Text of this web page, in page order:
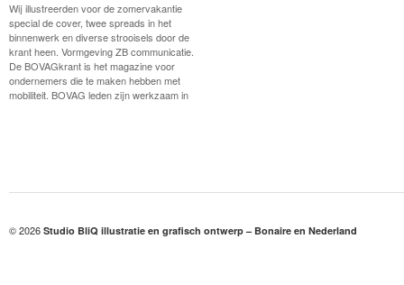
Wij illustreerden voor de zomervakantie
special de cover, twee spreads in het
binnenwerk en diverse strooisels door de
krant heen. Vormgeving ZB communicatie.
De BOVAGkrant is het magazine voor
ondernemers die te maken hebben met
mobiliteit. BOVAG leden zijn werkzaam in
© 2026 Studio BliQ illustratie en grafisch ontwerp – Bonaire en Nederland